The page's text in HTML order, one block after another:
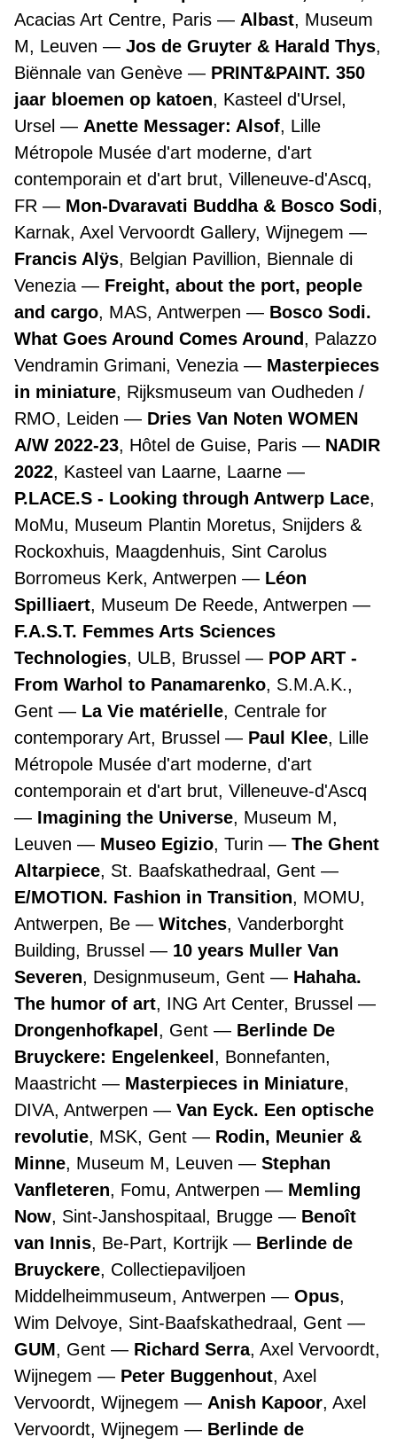
Acacias Art Centre, Paris
Albast, Museum
M, Leuven
Jos de Gruyter & Harald Thys,
Biënnale van Genève
PRINT&PAINT. 350
jaar bloemen op katoen, Kasteel d'Ursel,
Ursel
Anette Messager: Alsof, Lille
Métropole Musée d'art moderne, d'art
contemporain et d'art brut, Villeneuve-d'Ascq,
FR
Mon-Dvaravati Buddha & Bosco Sodi,
Karnak, Axel Vervoordt Gallery, Wijnegem
Francis Alÿs, Belgian Pavillion, Biennale di
Venezia
Freight, about the port, people
and cargo, MAS, Antwerpen
Bosco Sodi.
What Goes Around Comes Around, Palazzo
Vendramin Grimani, Venezia
Masterpieces
in miniature, Rijksmuseum van Oudheden /
RMO, Leiden
Dries Van Noten WOMEN
A/W 2022-23, Hôtel de Guise, Paris
NADIR
2022, Kasteel van Laarne, Laarne
P.LACE.S - Looking through Antwerp Lace,
MoMu, Museum Plantin Moretus, Snijders &
Rockoxhuis, Maagdenhuis, Sint Carolus
Borromeus Kerk, Antwerpen
Léon
Spilliaert, Museum De Reede, Antwerpen
F.A.S.T. Femmes Arts Sciences
Technologies, ULB, Brussel
POP ART -
From Warhol to Panamarenko, S.M.A.K.,
Gent
La Vie matérielle, Centrale for
contemporary Art, Brussel
Paul Klee, Lille
Métropole Musée d'art moderne, d'art
contemporain et d'art brut, Villeneuve-d'Ascq
Imagining the Universe, Museum M,
Leuven
Museo Egizio, Turin
The Ghent
Altarpiece, St. Baafskathedraal, Gent
E/MOTION. Fashion in Transition, MOMU,
Antwerpen, Be
Witches, Vanderborght
Building, Brussel
10 years Muller Van
Severen, Designmuseum, Gent
Hahaha.
The humor of art, ING Art Center, Brussel
Drongenhofkapel , Gent
Berlinde De
Bruyckere: Engelenkeel , Bonnefanten,
Maastricht
Masterpieces in Miniature,
DIVA, Antwerpen
Van Eyck. Een optische
revolutie, MSK, Gent
Rodin, Meunier &
Minne, Museum M, Leuven
Stephan
Vanfleteren, Fomu, Antwerpen
Memling
Now, Sint-Janshospitaal, Brugge
Benoît
van Innis, Be-Part, Kortrijk
Berlinde de
Bruyckere, Collectiepaviljoen
Middelheimmuseum, Antwerpen
Opus,
Wim Delvoye, Sint-Baafskathedraal, Gent
GUM, Gent Richard Serra, Axel Vervoordt,
Wijnegem
Peter Buggenhout, Axel
Vervoordt, Wijnegem
Anish Kapoor, Axel
Vervoordt, Wijnegem
Berlinde de